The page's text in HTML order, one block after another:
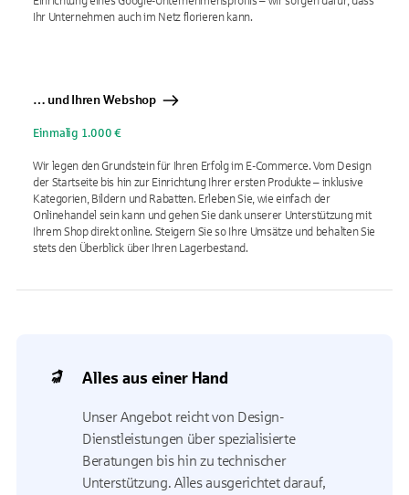
Ihr Unternehmen auch im Netz florieren kann.
… und Ihren Webshop
Einmalig 1.000 €
Wir legen den Grundstein für Ihren Erfolg im E-Commerce. Vom Design
der Startseite bis hin zur Einrichtung Ihrer ersten Produkte – inklusive
Kategorien, Bildern und Rabatten. Erleben Sie, wie einfach der
Onlinehandel sein kann und gehen Sie dank unserer Unterstützung mit
Ihrem Shop direkt online. Steigern Sie so Ihre Umsätze und behalten Sie
stets den Überblick über Ihren Lagerbestand.
Alles aus einer Hand
Unser Angebot reicht von Design-
Dienstleistungen über spezialisierte
Beratungen bis hin zu technischer
Unterstützung. Alles ausgerichtet darauf,